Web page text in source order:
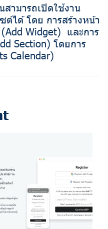
สามารถเปิดใช้งาน
ได้ โดย การสร้างหน้า
Widget) และการ
Section) โดยการ
Calendar)